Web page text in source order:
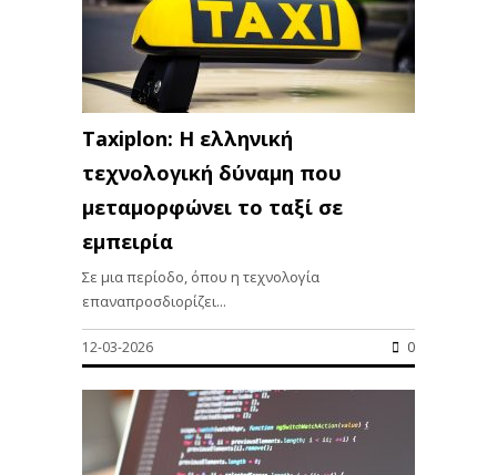
Taxiplon: Η ελληνική
τεχνολογική δύναμη που
μεταμορφώνει το ταξί σε
εμπειρία
Σε μια περίοδο, όπου η τεχνολογία
επαναπροσδιορίζει...
12-03-2026 0